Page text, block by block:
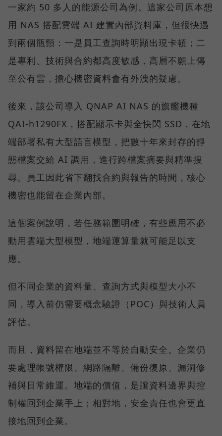
一家約 50 多人的能源公司為例。這家公司原本想
用 NAS 搭配雲端 AI 建置內部資料庫，但很快遇
到兩個瓶頸：一是員工查詢時明顯出現卡頓；二
是專利、技術與合約都高度敏感，高層不願上傳
至公有雲，擔心機密資料會有外洩的疑慮。
後來，該公司導入 QNAP AI NAS 的旗艦機種
QAI-h1290FX，搭配顯示卡與全快閃 SSD，在地
端部署私有大型語言模型，把數十年來封存的靜
態檔案交給 AI 調用，進行跨檔案摘要與精準搜
尋。員工因此省下翻找合約與報告的時間，核心
機密也能留在企業內部。
這個案例說明，若任務範圍明確，有些應用不必
動用雲端大型模型，地端運算量就可能足以支
應。
但不同企業的資料量、查詢方式與模型大小不
同，導入前仍需要概念驗證（POC）與技術人員
評估。
而且，資料留在地端並不等於自動安全。企業仍
要處理帳號權限、網路隔離、備份復原、漏洞修
補與日常維運。地端的價值，是讓資料邊界與控
制權回到企業手上；相對地，安全責任也會更直
接地回到企業。